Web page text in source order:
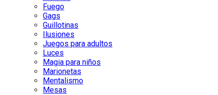
Fuego
Gags
Guillotinas
Ilusiones
Juegos para adultos
Luces
Magia para niños
Marionetas
Mentalismo
Mesas